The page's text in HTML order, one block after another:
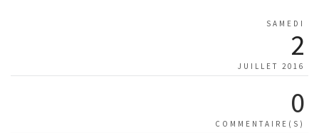
SAMEDI
2
JUILLET 2016
0
COMMENTAIRE(S)